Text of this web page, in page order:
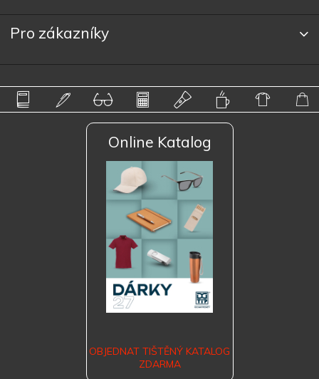
Pro zákazníky
Online Katalog
OBJEDNAT TIŠTĚNÝ KATALOG
ZDARMA